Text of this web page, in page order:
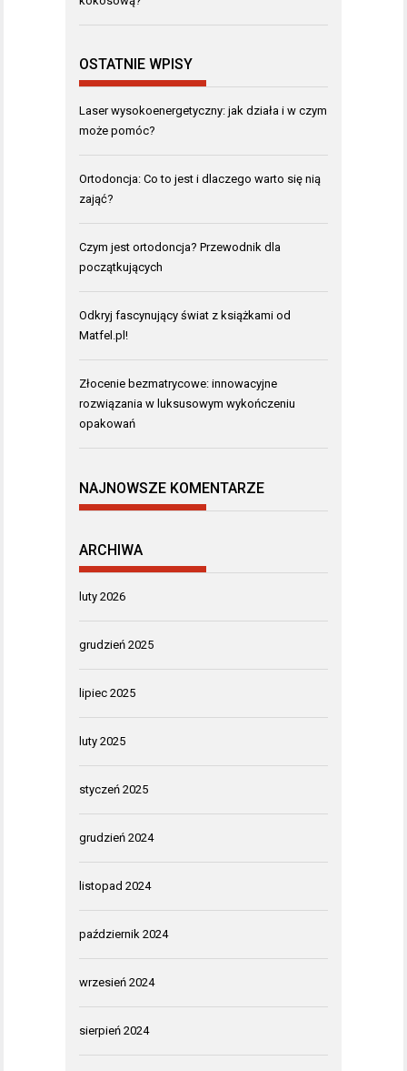
OSTATNIE WPISY
Laser wysokoenergetyczny: jak działa i w czym
może pomóc?
Ortodoncja: Co to jest i dlaczego warto się nią
zająć?
Czym jest ortodoncja? Przewodnik dla
początkujących
Odkryj fascynujący świat z książkami od
Matfel.pl!
Złocenie bezmatrycowe: innowacyjne
rozwiązania w luksusowym wykończeniu
opakowań
NAJNOWSZE KOMENTARZE
ARCHIWA
luty 2026
grudzień 2025
lipiec 2025
luty 2025
styczeń 2025
grudzień 2024
listopad 2024
październik 2024
wrzesień 2024
sierpień 2024